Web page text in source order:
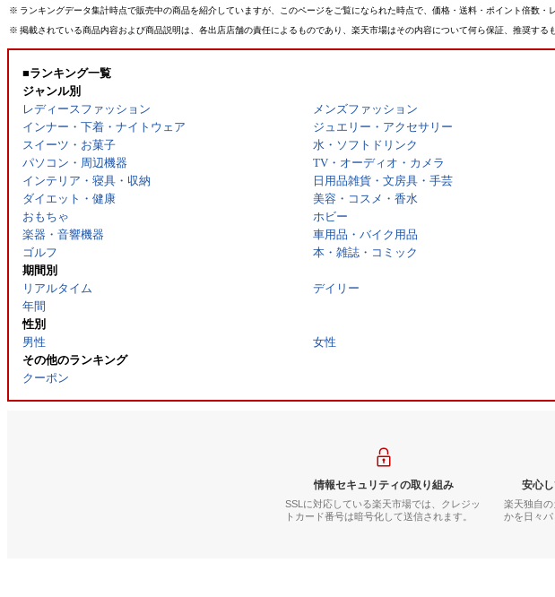
※ ランキングデータ集計時点で販売中の商品を紹介していますが、このページをご覧になられた時点で、価格・送料・ポイント倍数
※ 掲載されている商品内容および商品説明は、各出店店舗の責任によるものであり、楽天市場はその内容について何ら保証、推奨する
■ランキング一覧
ジャンル別
レディースファッション
メンズファッション
インナー・下着・ナイトウェア
ジュエリー・アクセサリー
スイーツ・お菓子
水・ソフトドリンク
パソコン・周辺機器
TV・オーディオ・カメラ
インテリア・寝具・収納
日用品雑貨・文房具・手芸
ダイエット・健康
美容・コスメ・香水
おもちゃ
ホビー
楽器・音響機器
車用品・バイク用品
ゴルフ
本・雑誌・コミック
期間別
リアルタイム
デイリー
年間
性別
男性
女性
その他のランキング
クーポン
情報セキュリティの取り組み
SSLに対応している楽天市場では、クレジッ
トカード番号は暗号化して送信されます。
安心
楽天独自
かを日々パ